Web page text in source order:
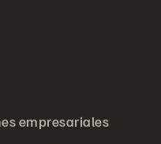
empresariales